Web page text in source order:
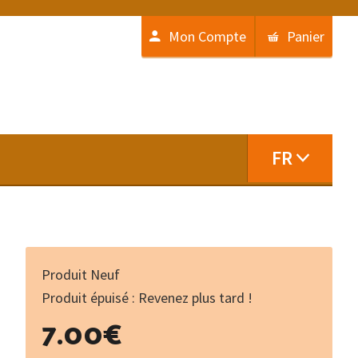
Mon Compte Panier
FR
Produit Neuf
Produit épuisé : Revenez plus tard !
7.00€